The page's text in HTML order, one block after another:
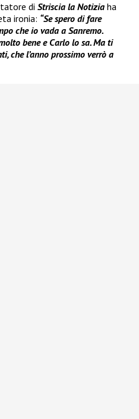
di Striscia la Notizia ha
ironia: “Se spero di fare
che io vada a Sanremo.
bene e Carlo lo sa. Ma ti
che l’anno prossimo verrò a